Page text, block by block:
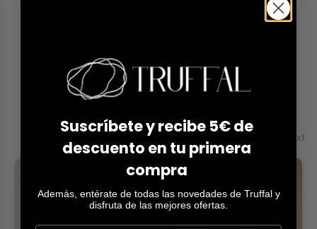
INTERESARTE
Next
Suscríbete y recibe 5€ de
descuento en tu primera
compra
Además, entérate de todas las novedades de Truffal y
disfruta de las mejores ofertas.